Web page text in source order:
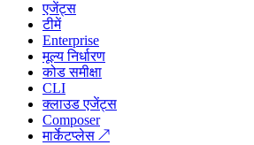
एजेंट्स
टीमें
Enterprise
मूल्य निर्धारण
कोड समीक्षा
CLI
क्लाउड एजेंट्स
Composer
मार्केटप्लेस ↗